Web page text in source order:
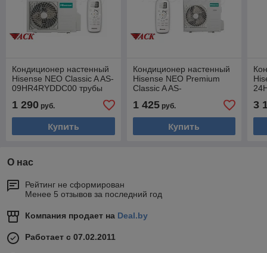
Кондиционер настенный
Hisense NEO Classic A AS-
09HR4RYDDC00 трубы
1 290 руб.
Купить
Кондиционер настенный
Hisense NEO Premium
Classic A AS-
07HW4SYDTG5 трубы 1/4
+3/8
1 425руб.
Купить
3
О нас
Рейтинг не сформирован
Менее 5 отзывов за последний год
Компания продает на Deal.by
Работает с 07.02.2011